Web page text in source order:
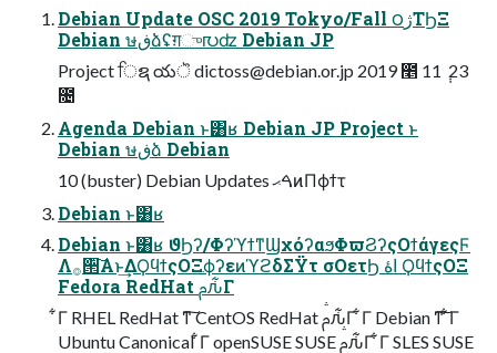
Debian Update OSC 2019 Tokyo/Fall ౦ژΤϦΞ
Debian ษڧձʢग़ு൛ʣ Debian JP
Project ਿຊ యॆdictoss@debian.or.jp 2019 ೥ 11 ݄ 23
೔
Agenda Debian ͱ͸ʁ Debian JP Project ͱ
Debian ษڧձ Debian
10 (buster) Debian Updates ࠓޙͷΠϕϯτ
Debian ͱ͸ʁ
Debian ͱ͸ʁ ϑϦʔ/ΦʔϓϯͳϢχόʔαϧΦϖϨʔςΟϯάγεςϜ
Λ࡞੒͠Α͏ͱ͢ΔϘϥϯςΟΞϕʔεͷϓϩδΣΫτ σΟετϦ اۀ ϘϥϯςΟΞ
Fedora RedHat ࢧԉ͋Γ
͋Γ RHEL RedHat ͳ͠ CentOS RedHat ࢧԉ͋Γ ͋Γ Debian ͳ͠ ͋Γ
Ubuntu Canonical ͋Γ openSUSE SUSE ࢧԉ͋Γ ͋Γ SLES SUSE